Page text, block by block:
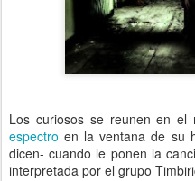
Los curiosos se reunen en
espectro en la ventana de su
dicen- cuando le ponen la
interpretada por el grupo